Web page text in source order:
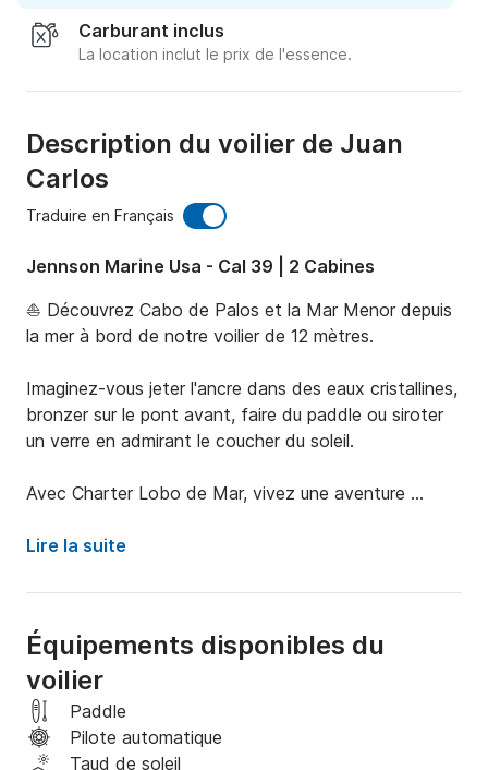
Carburant inclus
La location inclut le prix de l'essence.
Description du voilier de Juan
Carlos
Traduire en Français
Jennson Marine Usa - Cal 39 | 2 Cabines
⛵ Découvrez Cabo de Palos et la Mar Menor depuis
la mer à bord de notre voilier de 12 mètres.
Imaginez-vous jeter l'ancre dans des eaux cristallines,
bronzer sur le pont avant, faire du paddle ou siroter
un verre en admirant le coucher du soleil.
Avec Charter Lobo de Mar, vivez une aventure
Naviguez à travers certains des plus beaux sites de la
Estácio et la Mar Menor, toujours accompagné d'un
skipper professionnel qui s'occupera de tout pour que
vous puissiez vous détendre et profiter pleinement.
Notre voilier de 12 mètres allie confort, sécurité et
élégance, ce qui le rend idéal pour les couples, les
familles, les groupes d'amis, les anniversaires, les
Lire la suite
Équipements disponibles du
voilier
Paddle
Pilote automatique
Taud de soleil